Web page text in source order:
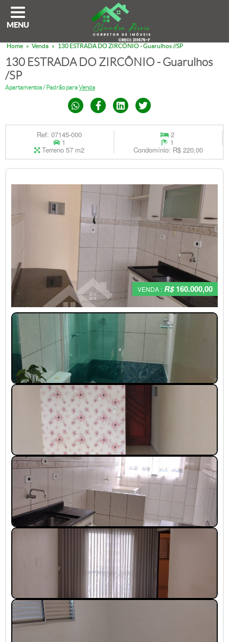
MENU
Home » Venda » 130 ESTRADA DO ZIRCÔNIO - Guarulhos //SP
130 ESTRADA DO ZIRCÔNIO - Guarulhos
/SP
Apartamentos / Padrão paraVenda
Ref: 07145-000 2
1 1
Terreno 57 m2 Condomínio: R$ 220,00
VENDA : R$160.000,00